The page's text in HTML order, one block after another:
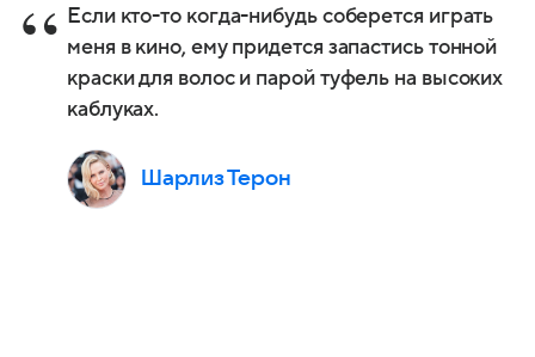
Если кто-то когда-нибудь соберется играть
меня в кино, ему придется запастись тонной
краски для волос и парой туфель на высоких
каблуках.
Шарлиз Терон